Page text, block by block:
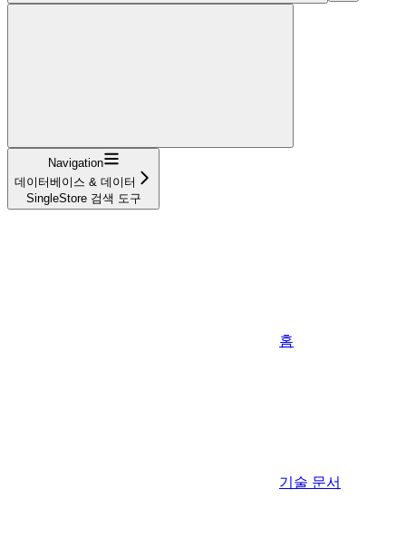
Navigation
데이터베이스 & 데이터
SingleStore 검색 도구
홈
기술 문서